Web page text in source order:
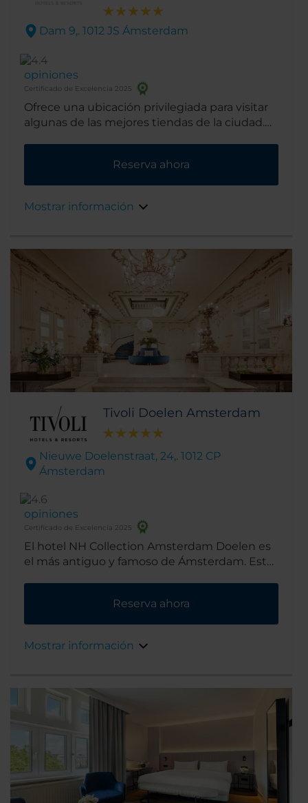
Dam 9,. 1012 JS Ámsterdam
opiniones
Certificado de Excelencia 2025
Ofrece una ubicación privilegiada para visitar
algunas de las mejores tiendas de la ciudad.
Reserva ahora
Mostrar información
Tivoli Doelen Amsterdam
Nieuwe Doelenstraat, 24,. 1012 CP
Ámsterdam
opiniones
Certificado de Excelencia 2025
El hotel NH Collection Amsterdam Doelen es
el más antiguo y famoso de Ámsterdam. Este
orillas del río Amstel, en el corazón del centro
histórico de la ciudad. No es de extrañar que
hayan alojado aquí.
Reserva ahora
Mostrar información